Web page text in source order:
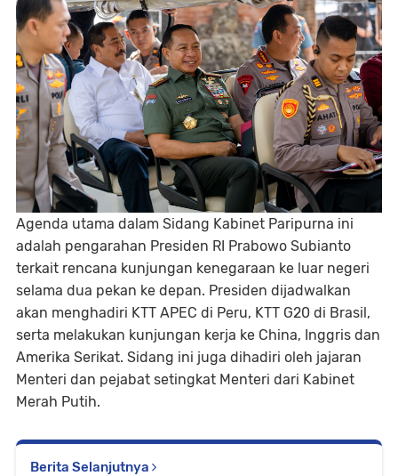
Agenda utama dalam Sidang Kabinet Paripurna ini
adalah pengarahan Presiden RI Prabowo Subianto
terkait rencana kunjungan kenegaraan ke luar negeri
selama dua pekan ke depan. Presiden dijadwalkan
akan menghadiri KTT APEC di Peru, KTT G20 di Brasil,
serta melakukan kunjungan kerja ke China, Inggris dan
Amerika Serikat. Sidang ini juga dihadiri oleh jajaran
Menteri dan pejabat setingkat Menteri dari Kabinet
Merah Putih.
Berita Selanjutnya